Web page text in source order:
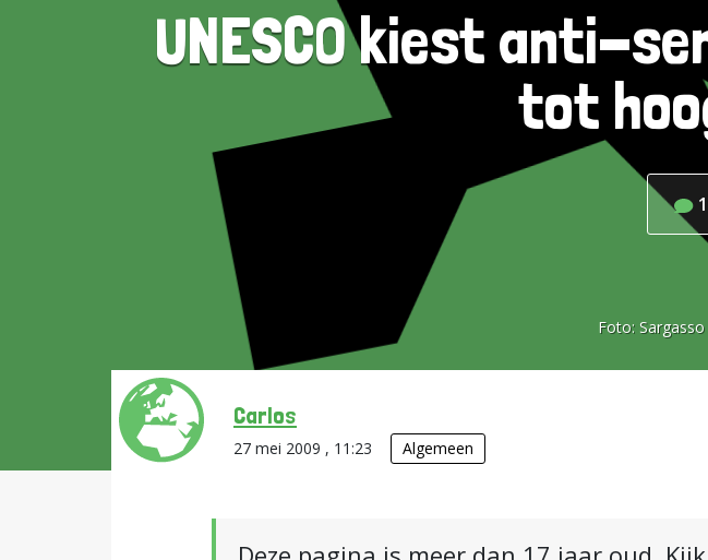
UNESCO kiest anti-
tot
Foto:
Carlos
27 mei 2009 , 11:23 Algemeen